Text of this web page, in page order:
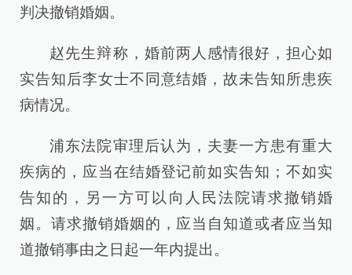
判决撤销婚姻。
赵先生辩称，婚前两人感情很好，担心如
实告知后李女士不同意结婚，故未告知所患疾
病情况。
浦东法院审理后认为，夫妻一方患有重大
疾病的，应当在结婚登记前如实告知；不如实
告知的，另一方可以向人民法院请求撤销婚
姻。请求撤销婚姻的，应当自知道或者应当知
道撤销事由之日起一年内提出。